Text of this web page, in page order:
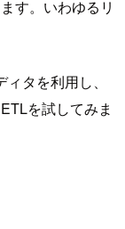
す。いわゆるリ
タを利用し、
を試してみま